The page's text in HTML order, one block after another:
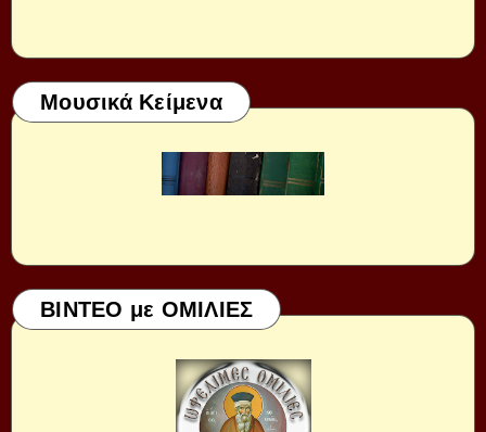
Μουσικά Κείμενα
ΒΙΝΤΕΟ με ΟΜΙΛΙΕΣ